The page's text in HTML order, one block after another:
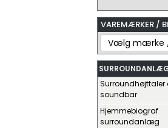
VAREMÆRKER /
Surroundhøjttaler
soundbar
Hjemmebiograf
surroundanlæg